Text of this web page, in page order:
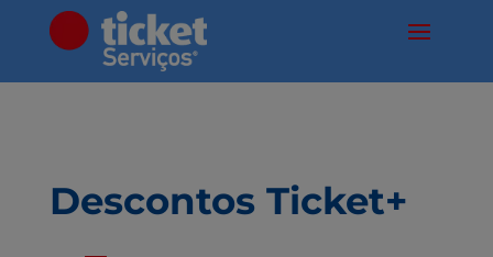
Descontos Ticket+